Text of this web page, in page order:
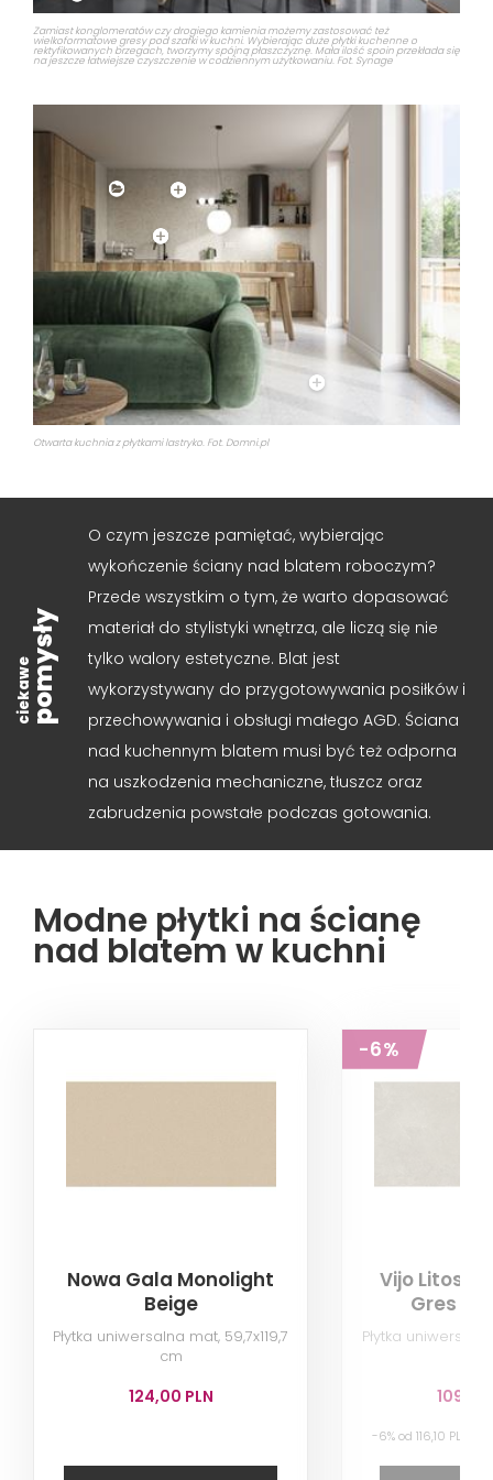
Zamiast konglomeratów czy drogiego kamienia możemy zastosować też
wielkoformatowe gresy pod szafki w kuchni. Wybierając duże płytki kuchenne o
rektyfikowanych brzegach, tworzymy spójną płaszczyznę. Mała ilość spoin przekłada się
na jeszcze łatwiejsze czyszczenie w codziennym użytkowaniu. Fot. Synage
Otwarta kuchnia z płytkami lastryko. Fot. Domni.pl
ciekawepomysły
O czym jeszcze pamiętać, wybierając
wykończenie ściany nad blatem roboczym?
Przede wszystkim o tym, że warto dopasować
materiał do stylistyki wnętrza, ale liczą się nie
tylko walory estetyczne. Blat jest
wykorzystywany do przygotowywania posiłków i
przechowywania i obsługi małego AGD. Ściana
nad kuchennym blatem musi być też odporna
na uszkodzenia mechaniczne, tłuszcz oraz
zabrudzenia powstałe podczas gotowania.
Modne płytki na ścianę
nad blatem w kuchni
Nowa Gala Monolight
Beige
Płytka uniwersalna mat, 59,7x119,7
cm
124,00 PLN
-6%
Vijo Litoso
Gres
Płytka
109,00
-6% od 116,10 PLN